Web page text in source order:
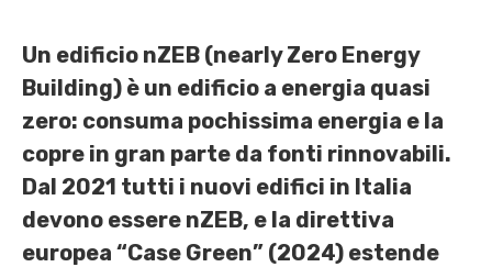
Un edificio nZEB (nearly Zero Energy
Building) è un edificio a energia quasi
zero: consuma pochissima energia e la
copre in gran parte da fonti rinnovabili.
Dal 2021 tutti i nuovi edifici in Italia
devono essere nZEB, e la direttiva
europea “Case Green” (2024) estende